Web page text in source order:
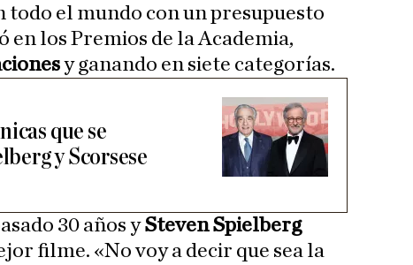
todo el mundo con un presupuesto
en los Premios de la Academia,
y ganando en siete categorías.
que se
y Scorsese
30 años ySteven Spielberg
filme. «No voy a decir que sea la